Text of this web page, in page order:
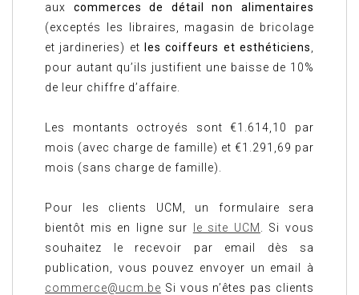
aux commerces de détail non alimentaires
(exceptés les libraires, magasin de bricolage
et jardineries) et
les coiffeurs et esthéticiens
pour autant qu’ils justifient une baisse de 10%
de leur chiffre d’affaire.
Les montants octroyés sont €1.614,10 par
mois (avec charge de famille) et €1.291,69 par
mois (sans charge de famille).
Pour les clients UCM, un formulaire sera
bientôt mis en ligne sur
le site UCM
. Si vous
souhaitez le recevoir par email dès sa
publication, vous pouvez envoyer un email à
commerce@ucm.be Si vous n’êtes pas clients